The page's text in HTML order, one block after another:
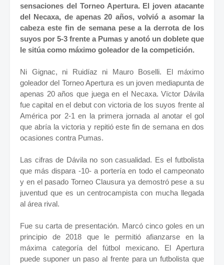
sensaciones del Torneo Apertura. El joven atacante
del Necaxa, de apenas 20 años, volvió a asomar la
cabeza este fin de semana pese a la derrota de los
suyos por 5-3 frente a Pumas y anotó un doblete que
le sitúa como máximo goleador de la competición.
Ni Gignac, ni Ruidíaz ni Mauro Boselli. El máximo
goleador del Torneo Apertura es un joven mediapunta de
apenas 20 años que juega en el Necaxa. Vïctor Dávila
fue capital en el debut con victoria de los suyos frente al
América por 2-1 en la primera jornada al anotar el gol
que abría la victoria y repitió este fin de semana en dos
ocasiones contra Pumas.
Las cifras de Dávila no son casualidad. Es el futbolista
que más dispara -10- a portería en todo el campeonato
y en el pasado Torneo Clausura ya demostró pese a su
juventud que es un centrocampista con mucha llegada
al área rival.
Fue su carta de presentación. Marcó cinco goles en un
principio de 2018 que le permitió afianzarse en la
máxima categoría del fútbol mexicano. El Apertura
puede suponer un paso al frente para un futbolista que